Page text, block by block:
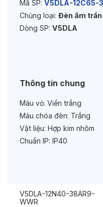
Độ bền & tùy chọn
Chức năng:
Mã SP: V5DLA-12C65-
Chủng loại: Đèn âm trần
Dòng SP: V5DLA
Thông tin chung
Màu vỏ: Viền trắng
Màu chóa đèn: Trắng
Vật liệu: Hợp kim nhôm
Chuẩn IP: IP40
V5DLA-12N40-38AR9-
WWR